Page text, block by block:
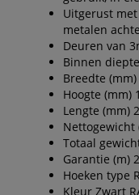
Uitgerust
metalen
Deuren van
Binnen
Breedte (mm)
Hoogte (mm)
Lengte (mm)
Nettogewicht
Totaal
Garantie (m)
Hoeken type
Kleur Zwart